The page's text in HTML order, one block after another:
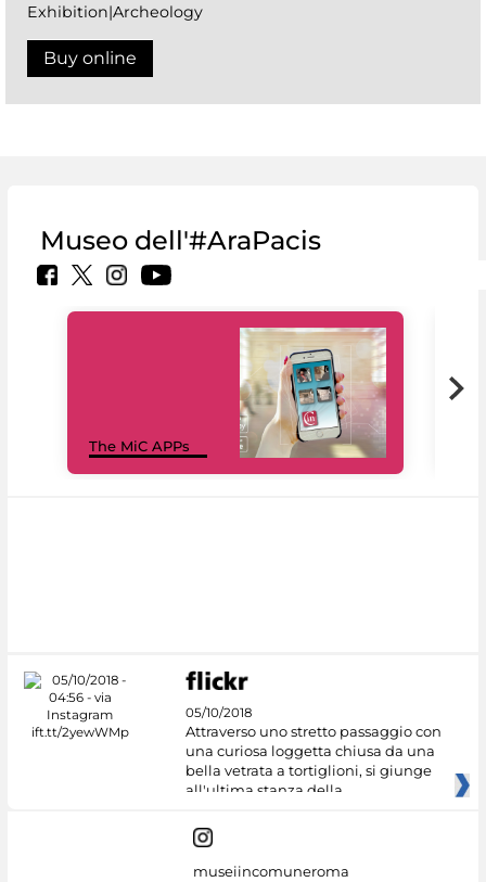
Exhibition|Archeology
Buy online
Museo dell'#AraPacis
The MiC APPs
05/10/2018
Attraverso uno stretto passaggio con
una curiosa loggetta chiusa da una
bella vetrata a tortiglioni, si giunge
all'ultima stanza della
museiincomuneroma